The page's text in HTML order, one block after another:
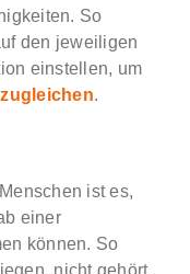
So
den jeweiligen
einstellen, um
.
ist es,
einer
können. So
nicht gehört,